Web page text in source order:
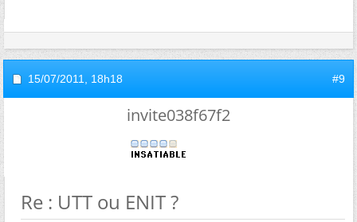
15/07/2011, 18h18 #9
invite038f67f2
Re : UTT ou ENIT ?